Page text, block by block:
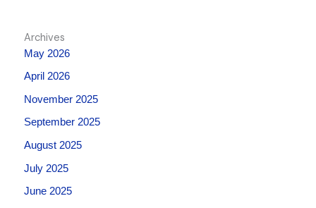
Archives
May 2026
April 2026
November 2025
September 2025
August 2025
July 2025
June 2025